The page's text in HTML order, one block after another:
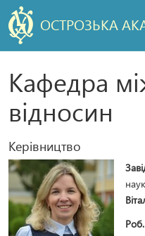
ОСТРОЗЬКА
Кафедра
відносин
Керівництво